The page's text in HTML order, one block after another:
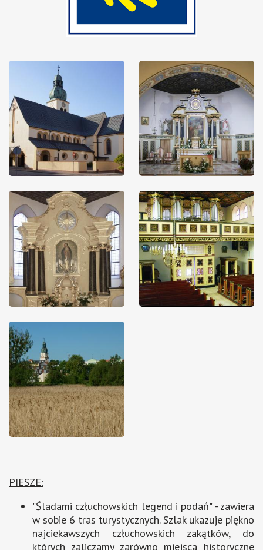
PIESZE:
"Śladami człuchowskich legend i podań" - zawiera
w sobie 6 tras turystycznych. Szlak ukazuje piękno
najciekawszych człuchowskich zakątków, do
których zaliczamy zarówno miejsca historyczne